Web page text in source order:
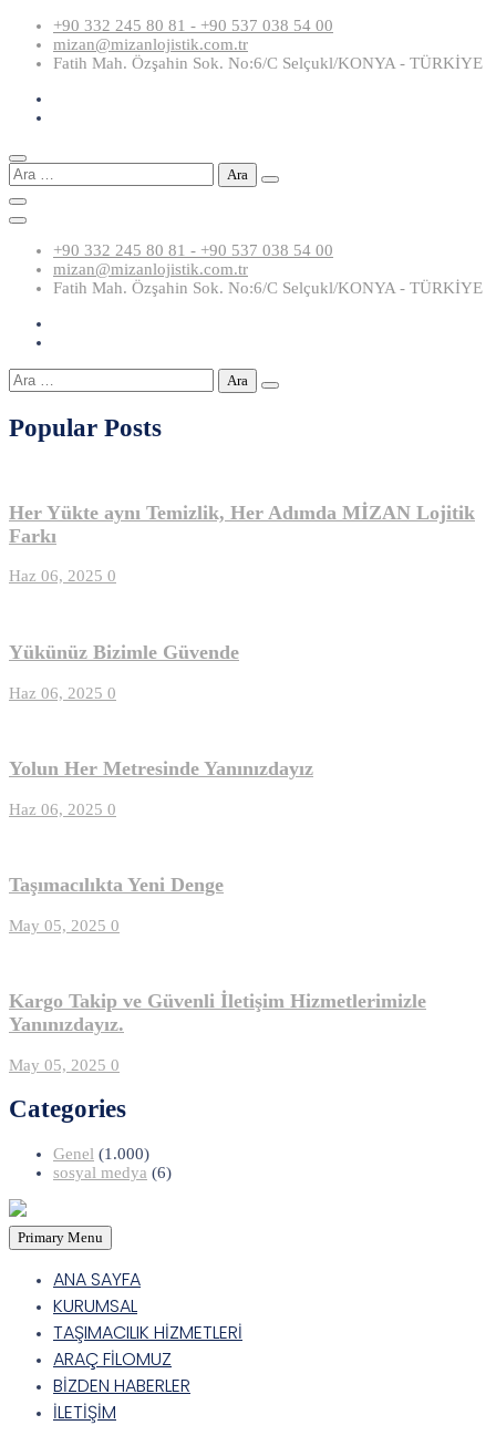
Skip
content
+90 332 245 80 81 - +90 537 038 54 00
mizan@mizanlojistik.com.tr
Fatih Mah. Özşahin Sok. No:6/C Selçukl/KONYA - TÜRKİYE
Arama:
+90 332 245 80 81 - +90 537 038 54 00
mizan@mizanlojistik.com.tr
Fatih Mah. Özşahin Sok. No:6/C Selçukl/KONYA - TÜRKİYE
Arama:
Popular Posts
Her Yükte aynı Temizlik, Her Adımda MİZAN Lojitik
Farkı
Haz 06, 2025 0
Yükünüz Bizimle Güvende
Haz 06, 2025 0
Yolun Her Metresinde Yanınızdayız
Haz 06, 2025 0
Taşımacılıkta Yeni Denge
May 05, 2025 0
Kargo Takip ve Güvenli İletişim Hizmetlerimizle
Yanınızdayız.
May 05, 2025 0
Categories
Genel (1.000)
sosyal medya (6)
Primary Menu
ANA SAYFA
KURUMSAL
TAŞIMACILIK HİZMETLERİ
ARAÇ FİLOMUZ
BİZDEN HABERLER
İLETİŞİM